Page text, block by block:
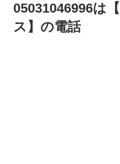
05031046996は
ス】の電話